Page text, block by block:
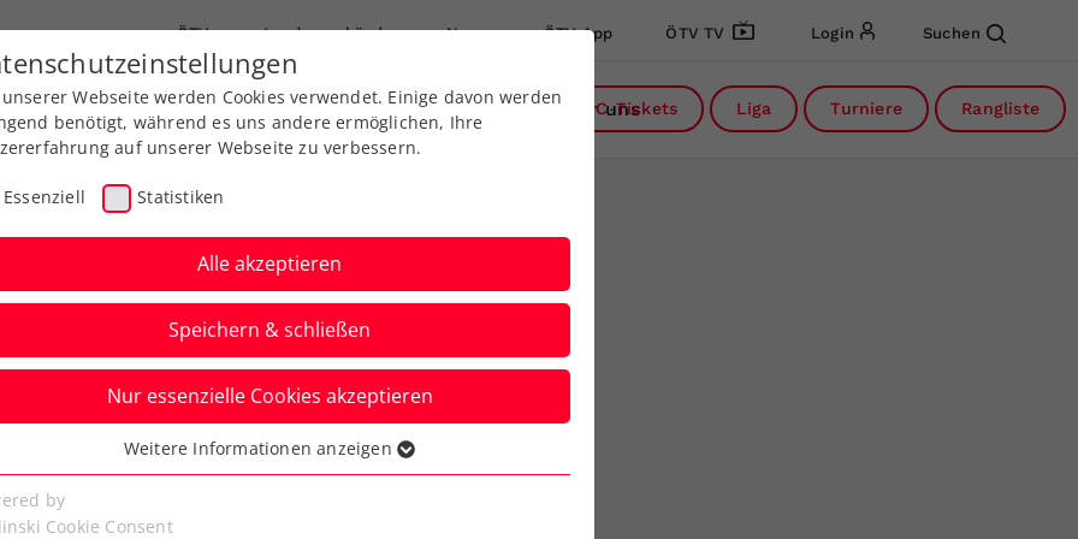
ÖTV Landesverbände News ÖTV App ÖTV TV Login Suchen
Leistungssport Ausbildung Services Über uns
DC-Tickets Liga Turniere Rangliste
Open powered
nimmt Fognini
Webseite werden Cookies verwendet. Einige davon werden
benötigt, während es uns andere ermöglichen, Ihre
auf unserer Webseite zu verbessern.
Essenziell Statistiken
Alle akzeptieren
Speichern & schließen
Nur essenzielle Cookies akzeptieren
Cookies werden für grundlegende Funktionen der
benötigt. Dadurch ist gewährleistet, dass die Webseite
Weitere Informationen anzeigen
by
Cookie Consent